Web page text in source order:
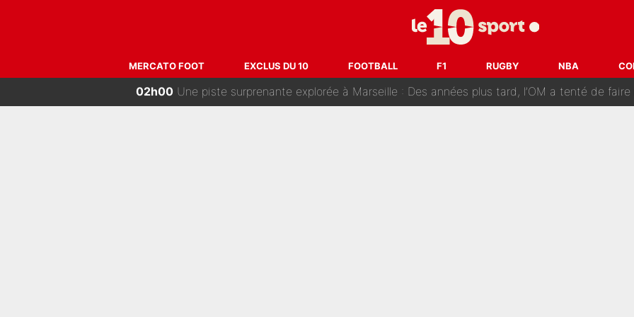
MERCATO FOOT EXCLUS DU 10 FOOTBALL F1 RUGBY NBA
Une décision de Frank McCourt vire à la catastrophe : Le mercato de l’OM provoque de
02h00Une piste surprenante explorée à Marseille : Des années plus tard, l’OM a tenté de faire revenir le joueur qui
01h00Kylian Mbappé et Ester Expósito : La presse étrangère fait de nouvelles révélations sur